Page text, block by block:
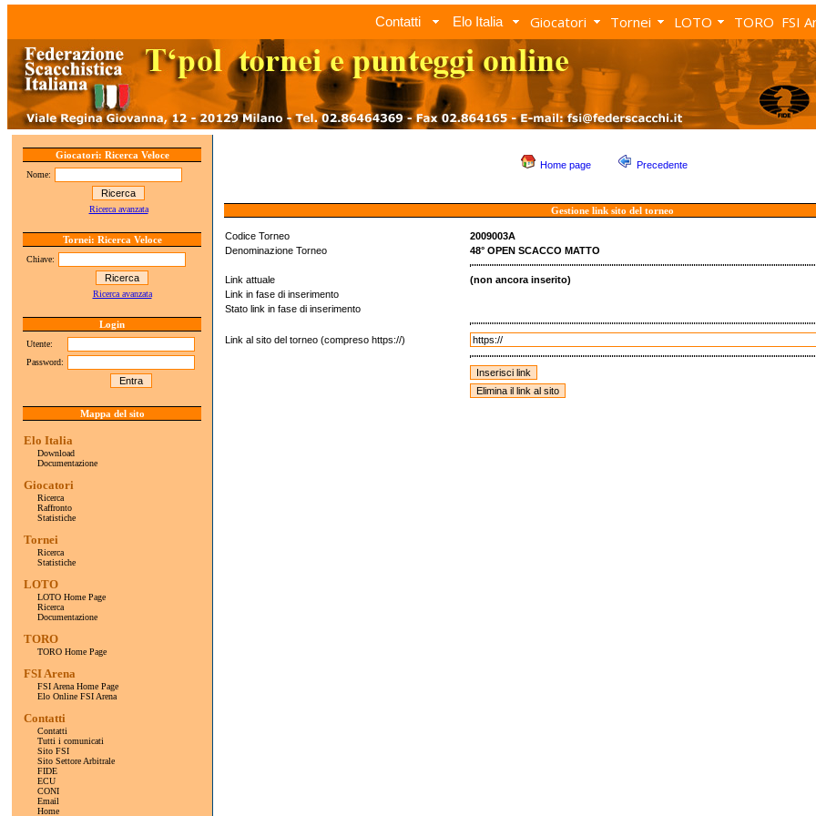
Contatti Elo Italia Giocatori Tornei LOTO TORO FSI
Giocatori: Ricerca Veloce
Nome:
Ricerca avanzata
Tornei: Ricerca Veloce
Chiave:
Ricerca avanzata
Login
Utente:
Password:
Mappa del sito
Elo Italia
Download
Documentazione
Giocatori
Ricerca
Raffronto
Statistiche
Tornei
Ricerca
Statistiche
LOTO
LOTO Home Page
Ricerca
Documentazione
TORO
TORO Home Page
FSI Arena
FSI Arena Home Page
Elo Online FSI Arena
Contatti
Contatti
Tutti i comunicati
Sito FSI
Sito Settore Arbitrale
FIDE
ECU
CONI
Email
Home
Home page Precedente
Gestione link sito del torneo
Codice Torneo
2009003A
Denominazione Torneo
48° OPEN SCACCO MATTO
Link attuale
(non ancora inserito)
Link in fase di inserimento
Stato link in fase di inserimento
Link al sito del torneo (compreso https://)